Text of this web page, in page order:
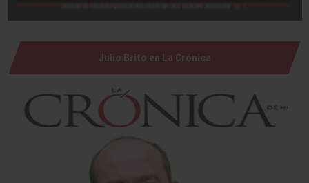
Julio Brito en La Crónica